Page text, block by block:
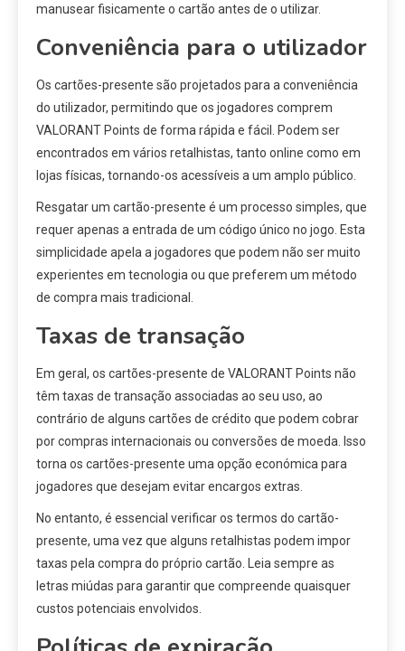
manusear fisicamente o cartão antes de o utilizar.
Conveniência para o utilizador
Os cartões-presente são projetados para a conveniência
do utilizador, permitindo que os jogadores comprem
VALORANT Points de forma rápida e fácil. Podem ser
encontrados em vários retalhistas, tanto online como em
lojas físicas, tornando-os acessíveis a um amplo público.
Resgatar um cartão-presente é um processo simples, que
requer apenas a entrada de um código único no jogo. Esta
simplicidade apela a jogadores que podem não ser muito
experientes em tecnologia ou que preferem um método
de compra mais tradicional.
Taxas de transação
Em geral, os cartões-presente de VALORANT Points não
têm taxas de transação associadas ao seu uso, ao
contrário de alguns cartões de crédito que podem cobrar
por compras internacionais ou conversões de moeda. Isso
torna os cartões-presente uma opção económica para
jogadores que desejam evitar encargos extras.
No entanto, é essencial verificar os termos do cartão-
presente, uma vez que alguns retalhistas podem impor
taxas pela compra do próprio cartão. Leia sempre as
letras miúdas para garantir que compreende quaisquer
custos potenciais envolvidos.